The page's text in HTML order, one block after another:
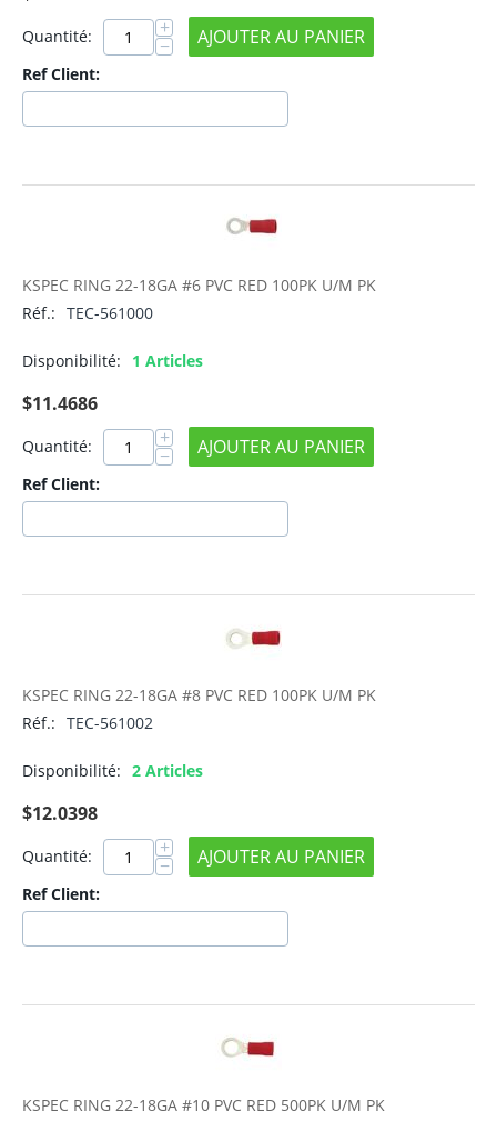
Quantité: +
− AJOUTER AU PANIER
Ref Client:
KSPEC RING 22-18GA #6 PVC RED 100PK U/M PK
Réf.: TEC-561000
Disponibilité: 1 Articles
$11.4686
Quantité: +
− AJOUTER AU PANIER
Ref Client:
KSPEC RING 22-18GA #8 PVC RED 100PK U/M PK
Réf.: TEC-561002
Disponibilité: 2 Articles
$12.0398
Quantité: +
− AJOUTER AU PANIER
Ref Client:
KSPEC RING 22-18GA #10 PVC RED 500PK U/M PK